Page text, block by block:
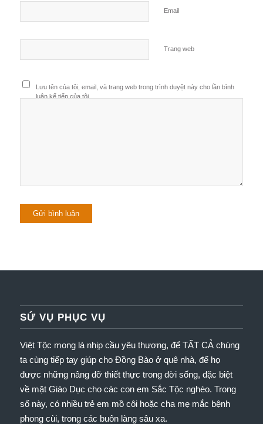
Email
Trang web
Lưu tên của tôi, email, và trang web trong trình duyệt này cho lần bình
luận kế tiếp của tôi.
SỨ VỤ PHỤC VỤ
Việt Tộc mong là nhịp cầu yêu thương, để TẤT CẢ chúng
ta cùng tiếp tay giúp cho Đồng Bào ở quê nhà, để họ
được những nâng đỡ thiết thực trong đời sống, đặc biệt
về mặt Giáo Dục cho các con em Sắc Tộc nghèo. Trong
số này, có nhiều trẻ em mồ côi hoặc cha mẹ mắc bệnh
phong cùi, trong các buôn làng sâu xa.